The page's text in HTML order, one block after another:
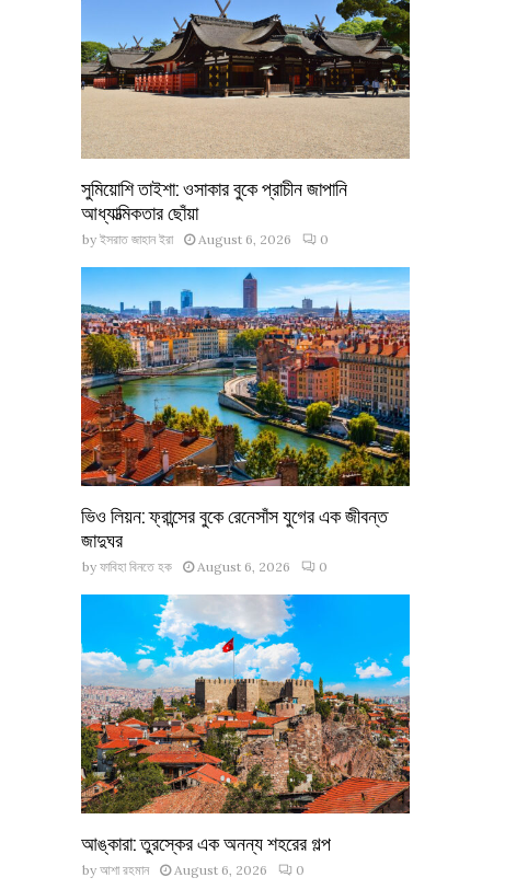
সুমিয়োশি তাইশা: ওসাকার বুকে প্রাচীন জাপানি
আধ্যাত্মিকতার ছোঁয়া
by ইসরাত জাহান ইরা August 6, 2026 0
ভিও লিয়ন: ফ্রান্সের বুকে রেনেসাঁস যুগের এক জীবন্ত
জাদুঘর
by ফাবিহা বিনতে হক August 6, 2026 0
আঙ্কারা: তুরস্কের এক অনন্য শহরের গল্প
by আশা রহমান August 6, 2026 0